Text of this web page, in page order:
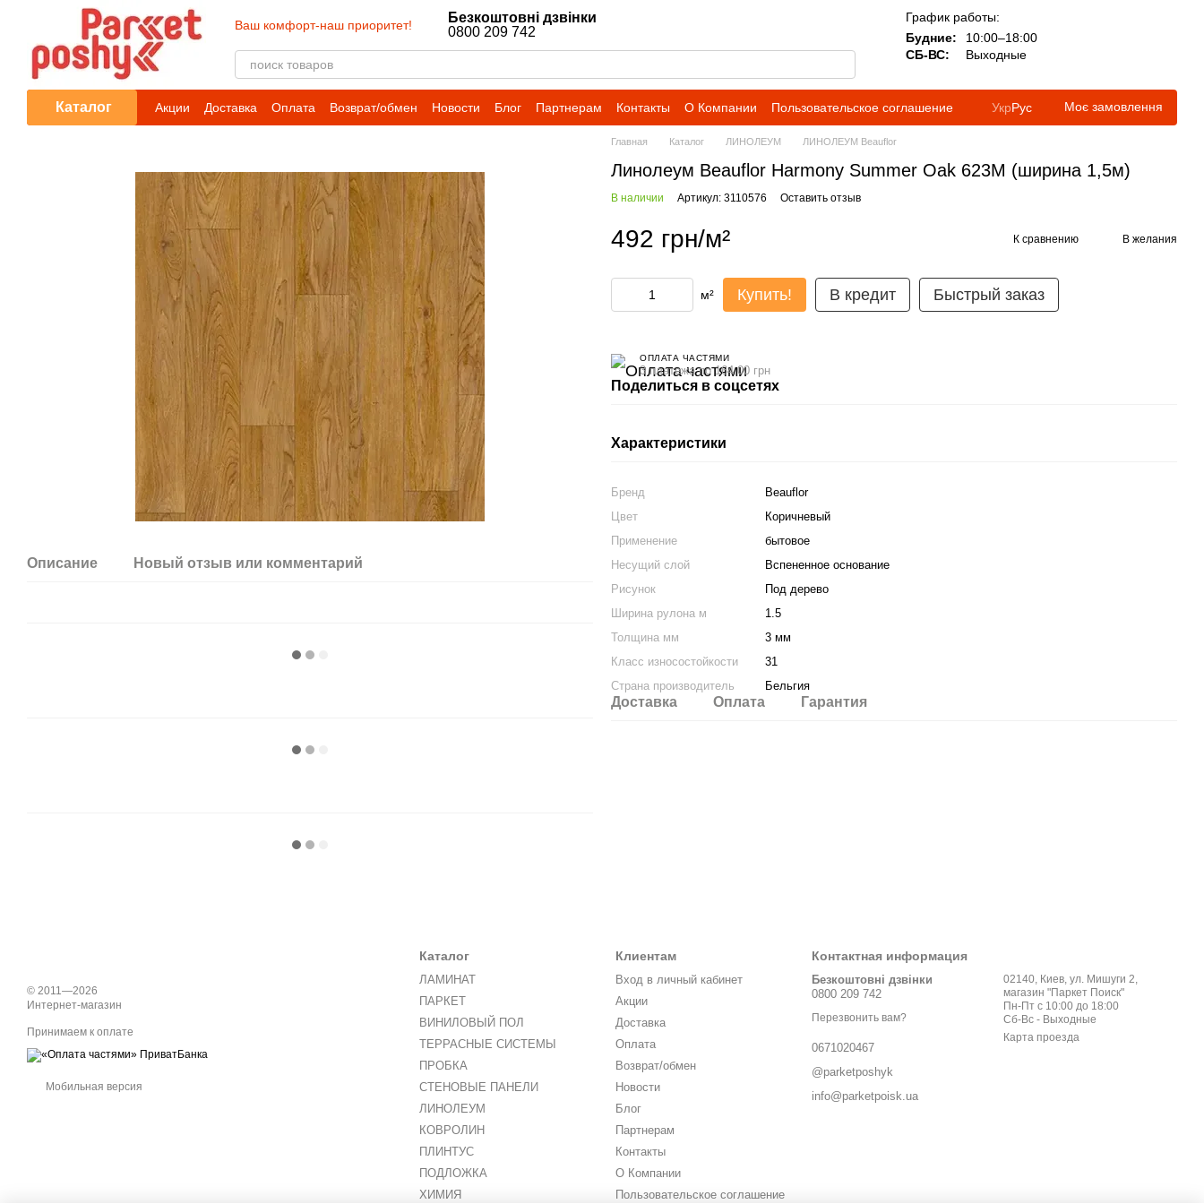
Перейти к основному контенту
Ваш комфорт-наш приоритет!
Безкоштовні дзвінки
0800 209 742
График работы:
Будние:
10:00–18:00
СБ-ВС:
Выходные
Каталог Акции Доставка Оплата Возврат/обмен Новости Блог Партнерам Контакты О Компании Пользовательское соглашение УкрРус Моє замовлення
Описание Новый отзыв или комментарий
Главная Каталог ЛИНОЛЕУМ ЛИНОЛЕУМ Beauflor
Линолеум Beauflor Harmony Summer Oak 623M (ширина 1,5м)
В наличии Артикул: 3110576 Оставить отзыв
492 грн/м² К сравнению В желания
м² Купить! В кредит Быстрый заказ
ОПЛАТА ЧАСТЯМИ
3 платежа по 164.00 грн
Поделиться в соцсетях
Характеристики
Бренд
Beauflor
Цвет
Коричневый
Применение
бытовое
Несущий слой
Вспененное основание
Рисунок
Под дерево
Ширина рулона м
1.5
Толщина мм
3 мм
Класс износостойкости
31
Страна производитель
Бельгия
Доставка Оплата Гарантия
© 2011—2026
Интернет-магазин
Принимаем к оплате
Мобильная версия
Каталог
ЛАМИНАТ
ПАРКЕТ
ВИНИЛОВЫЙ ПОЛ
ТЕРРАСНЫЕ СИСТЕМЫ
ПРОБКА
СТЕНОВЫЕ ПАНЕЛИ
ЛИНОЛЕУМ
КОВРОЛИН
ПЛИНТУС
ПОДЛОЖКА
ХИМИЯ
Клиентам
Вход в личный кабинет
Акции
Доставка
Оплата
Возврат/обмен
Новости
Блог
Партнерам
Контакты
О Компании
Пользовательское соглашение
Контактная информация
Безкоштовні дзвінки
0800 209 742
Перезвонить вам?
0671020467
@parketposhyk
info@parketpoisk.ua
02140, Киев, ул. Мишуги 2,
магазин "Паркет Поиск"
Пн-Пт с 10:00 до 18:00
Сб-Вс - Выходные
Карта проезда